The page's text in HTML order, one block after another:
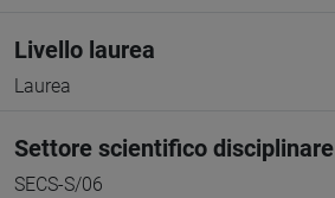
Livello laurea
Laurea
Settore scientifico disciplinare
SECS-S/06